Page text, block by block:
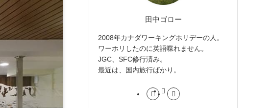
田中ゴロー
2008年カナダワーキングホリデーの人。
ワーホリしたのに英語喋れません。
JGC、SFC修行済み。
最近は、国内旅行ばかり。